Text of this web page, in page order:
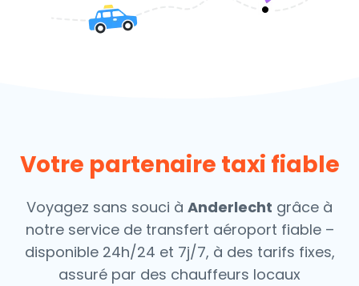
Votre partenaire taxi fiable
Voyagez sans souci à Anderlecht grâce à
notre service de transfert aéroport fiable –
disponible 24h/24 et 7j/7, à des tarifs fixes,
assuré par des chauffeurs locaux